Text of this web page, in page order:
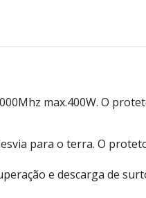
max.400W. O
para o terra. O
e descarga de